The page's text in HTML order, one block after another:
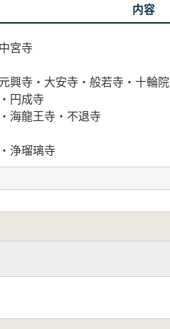
内容
宮寺
寺・大安寺・般若寺・十輪院
円成寺
龍王寺・不退寺
浄瑠璃寺